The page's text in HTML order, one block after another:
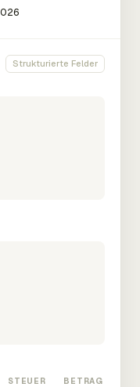
Strukturierte Felder
STEUER BETRAG